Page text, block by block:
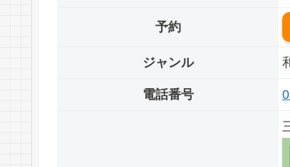
予約
ジャンル
電話番号